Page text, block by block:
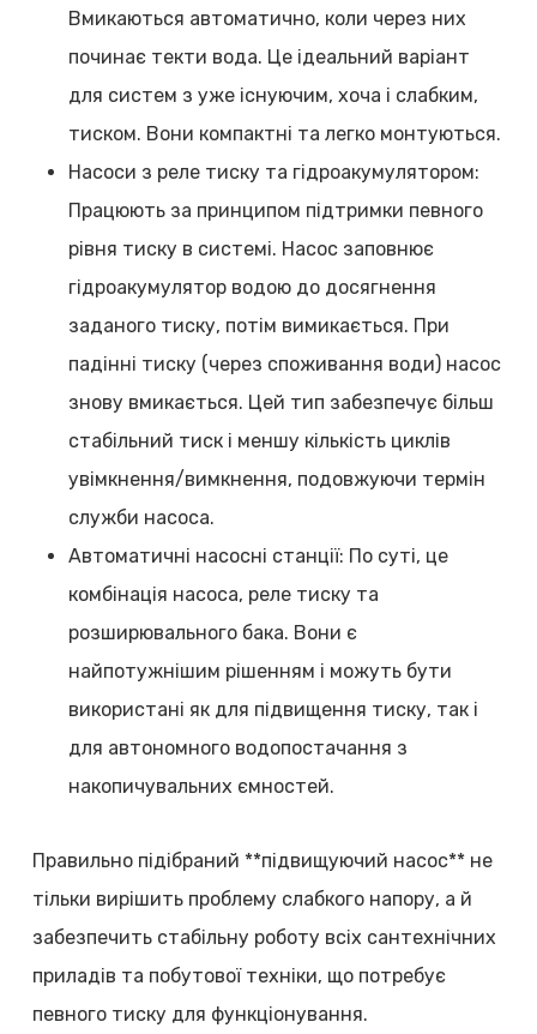
Вмикаються автоматично, коли через них
починає текти вода. Це ідеальний варіант
для систем з уже існуючим, хоча і слабким,
тиском. Вони компактні та легко монтуються.
Насоси з реле тиску та гідроакумулятором:
Працюють за принципом підтримки певного
рівня тиску в системі. Насос заповнює
гідроакумулятор водою до досягнення
заданого тиску, потім вимикається. При
падінні тиску (через споживання води) насос
знову вмикається. Цей тип забезпечує більш
стабільний тиск і меншу кількість циклів
увімкнення/вимкнення, подовжуючи термін
служби насоса.
Автоматичні насосні станції: По суті, це
комбінація насоса, реле тиску та
розширювального бака. Вони є
найпотужнішим рішенням і можуть бути
використані як для підвищення тиску, так і
для автономного водопостачання з
накопичувальних ємностей.
Правильно підібраний **підвищуючий насос** не
тільки вирішить проблему слабкого напору, а й
забезпечить стабільну роботу всіх сантехнічних
приладів та побутової техніки, що потребує
певного тиску для функціонування.